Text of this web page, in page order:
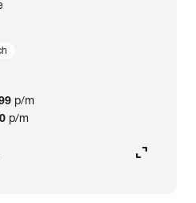
p/m
p/m
expand_content